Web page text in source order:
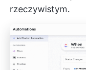
rzeczywistym.